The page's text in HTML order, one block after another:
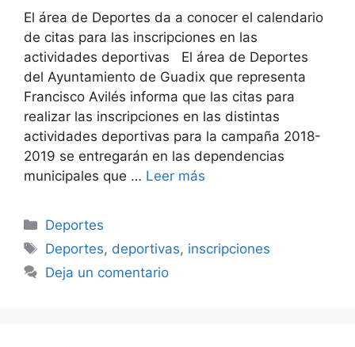
El área de Deportes da a conocer el calendario
de citas para las inscripciones en las
actividades deportivas El área de Deportes
del Ayuntamiento de Guadix que representa
Francisco Avilés informa que las citas para
realizar las inscripciones en las distintas
actividades deportivas para la campaña 2018-
2019 se entregarán en las dependencias
municipales que … Leer más
Categorías
Deportes
Etiquetas
Deportes, deportivas, inscripciones
Deja un comentario